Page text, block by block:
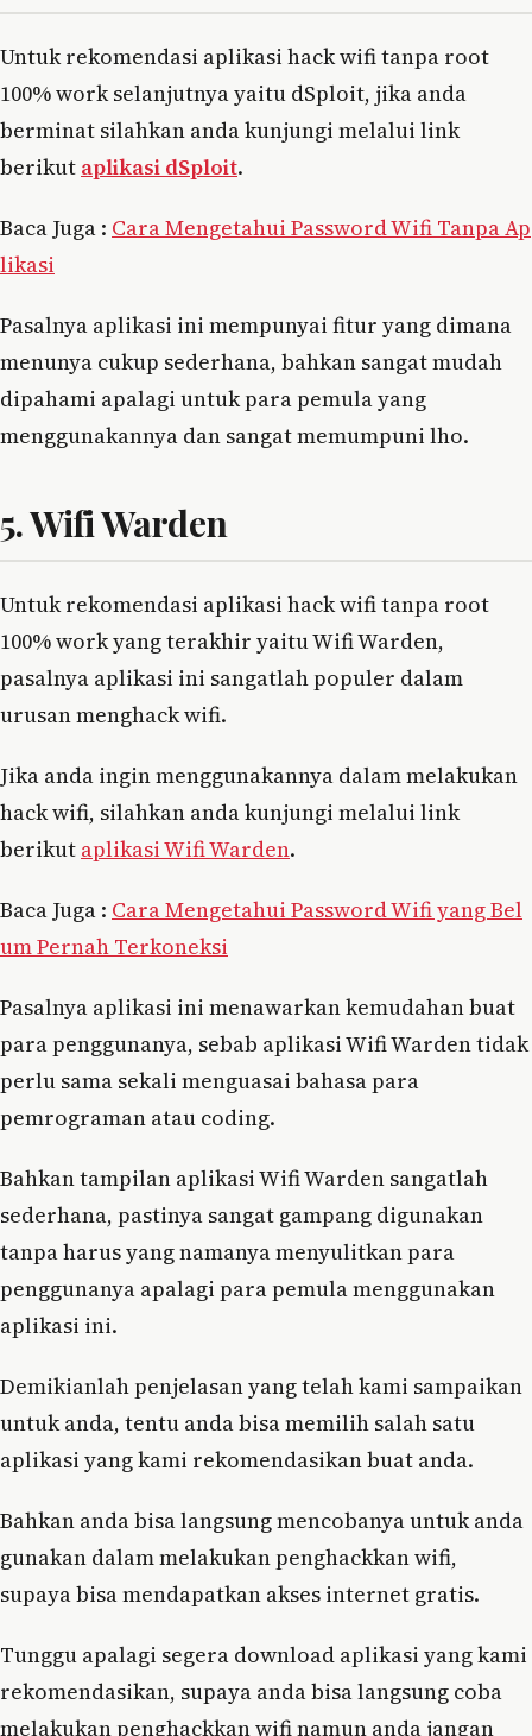
Untuk rekomendasi aplikasi hack wifi tanpa root
100% work selanjutnya yaitu dSploit, jika anda
berminat silahkan anda kunjungi melalui link
berikut aplikasi dSploit.
Baca Juga : Cara Mengetahui Password Wifi Tanpa Ap
likasi
Pasalnya aplikasi ini mempunyai fitur yang dimana
menunya cukup sederhana, bahkan sangat mudah
dipahami apalagi untuk para pemula yang
menggunakannya dan sangat memumpuni lho.
5. Wifi Warden
Untuk rekomendasi aplikasi hack wifi tanpa root
100% work yang terakhir yaitu Wifi Warden,
pasalnya aplikasi ini sangatlah populer dalam
urusan menghack wifi.
Jika anda ingin menggunakannya dalam melakukan
hack wifi, silahkan anda kunjungi melalui link
berikut aplikasi Wifi Warden.
Baca Juga : Cara Mengetahui Password Wifi yang Bel
um Pernah Terkoneksi
Pasalnya aplikasi ini menawarkan kemudahan buat
para penggunanya, sebab aplikasi Wifi Warden tidak
perlu sama sekali menguasai bahasa para
pemrograman atau coding.
Bahkan tampilan aplikasi Wifi Warden sangatlah
sederhana, pastinya sangat gampang digunakan
tanpa harus yang namanya menyulitkan para
penggunanya apalagi para pemula menggunakan
aplikasi ini.
Demikianlah penjelasan yang telah kami sampaikan
untuk anda, tentu anda bisa memilih salah satu
aplikasi yang kami rekomendasikan buat anda.
Bahkan anda bisa langsung mencobanya untuk anda
gunakan dalam melakukan penghackkan wifi,
supaya bisa mendapatkan akses internet gratis.
Tunggu apalagi segera download aplikasi yang kami
rekomendasikan, supaya anda bisa langsung coba
melakukan penghackkan wifi namun anda jangan